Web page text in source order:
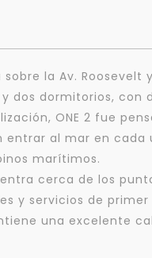
sobre la Av.
dos dormitorios, con
ONE 2 fue
al mar en
marítimos.
cerca de los
y servicios de
una excelente